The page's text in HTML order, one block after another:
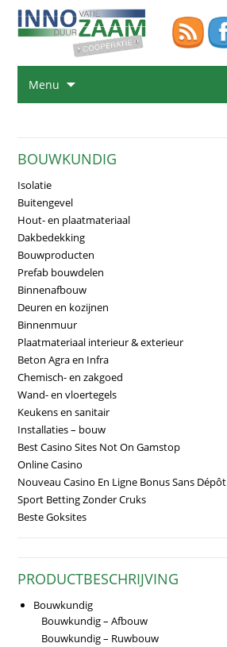
Menu
BOUWKUNDIG
Isolatie
Buitengevel
Hout- en plaatmateriaal
Dakbedekking
Bouwproducten
Prefab bouwdelen
Binnenafbouw
Deuren en kozijnen
Binnenmuur
Plaatmateriaal interieur & exterieur
Beton Agra en Infra
Chemisch- en zakgoed
Wand- en vloertegels
Keukens en sanitair
Installaties – bouw
Best Casino Sites Not On Gamstop
Online Casino
Nouveau Casino En Ligne Bonus Sans Dépôt
Sport Betting Zonder Cruks
Beste Goksites
PRODUCTBESCHRIJVING
Bouwkundig
Bouwkundig – Afbouw
Bouwkundig – Ruwbouw